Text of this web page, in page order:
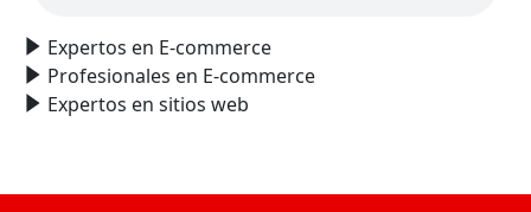
Expertos en E-commerce
Profesionales en E-commerce
Expertos en sitios web